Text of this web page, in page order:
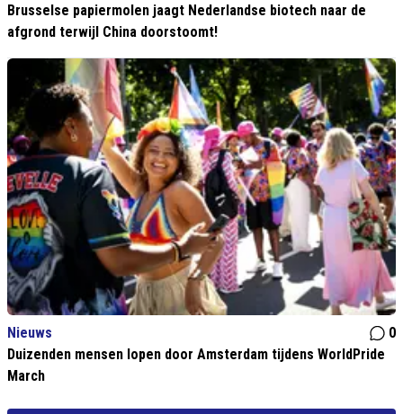
Brusselse papiermolen jaagt Nederlandse biotech naar de
afgrond terwijl China doorstoomt!
Nieuws
0
Duizenden mensen lopen door Amsterdam tijdens WorldPride
March